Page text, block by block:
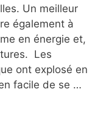
Un meilleur
également à
en énergie et,
Les
ont explosé en
facile de se …